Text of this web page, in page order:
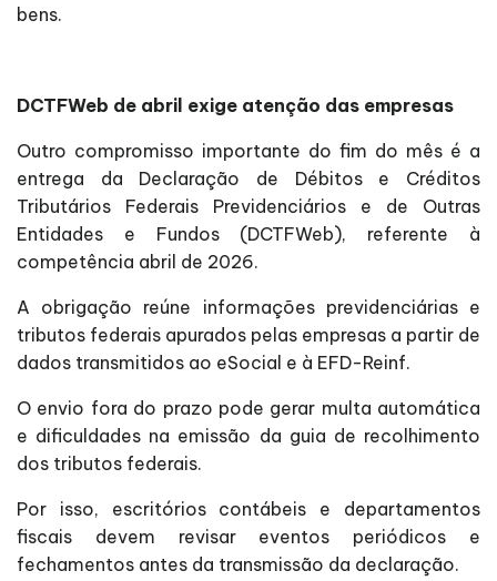
bens.
DCTFWeb de abril exige atenção das empresas
Outro compromisso importante do fim do mês é a
entrega da Declaração de Débitos e Créditos
Tributários Federais Previdenciários e de Outras
Entidades e Fundos (DCTFWeb), referente à
competência abril de 2026.
A obrigação reúne informações previdenciárias e
tributos federais apurados pelas empresas a partir de
dados transmitidos ao eSocial e à EFD-Reinf.
O envio fora do prazo pode gerar multa automática
e dificuldades na emissão da guia de recolhimento
dos tributos federais.
Por isso, escritórios contábeis e departamentos
fiscais devem revisar eventos periódicos e
fechamentos antes da transmissão da declaração.